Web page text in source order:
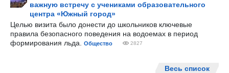
важную встречу с учениками образовательного
центра «Южный город»
Целью визита было донести до школьников ключевые
правила безопасного поведения на водоемах в период
формирования льда.
Общество 2827
Весь список